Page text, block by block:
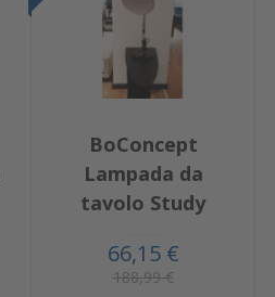
BoConcept
Lampada da
tavolo Study
66,15 €
188,99 €